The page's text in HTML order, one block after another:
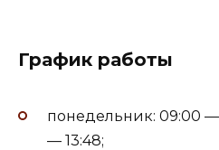
График работы
понедельник: 09:00 —
— 13:48;